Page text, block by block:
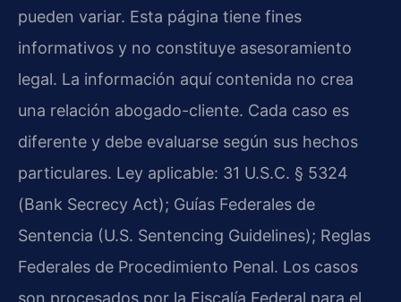
pueden variar. Esta página tiene fines
informativos y no constituye asesoramiento
legal. La información aquí contenida no crea
una relación abogado-cliente. Cada caso es
diferente y debe evaluarse según sus hechos
particulares. Ley aplicable: 31 U.S.C. § 5324
(Bank Secrecy Act); Guías Federales de
Sentencia (U.S. Sentencing Guidelines); Reglas
Federales de Procedimiento Penal. Los casos
son procesados por la Fiscalía Federal para el